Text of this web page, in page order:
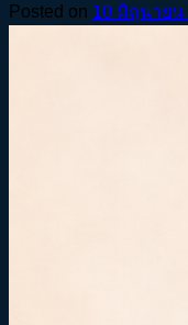
Posted on 10 มิถุนายน